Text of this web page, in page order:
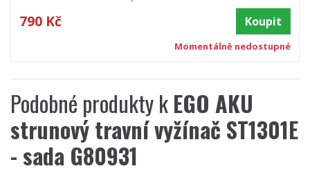
790 Kč Koupit
Momentálně nedostupné
Podobné produkty kEGO AKU
strunový travní vyžínač ST1301E
- sada G80931